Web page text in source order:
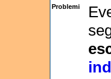
Problemi